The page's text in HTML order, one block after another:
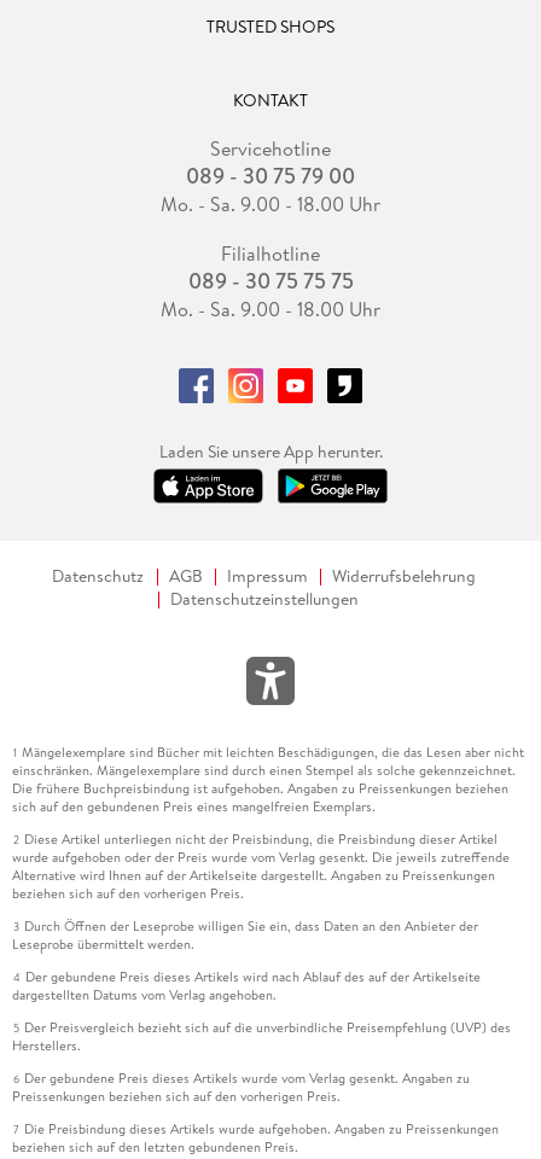
TRUSTED SHOPS
KONTAKT
Servicehotline
089 - 30 75 79 00
Mo. - Sa. 9.00 - 18.00 Uhr
Filialhotline
089 - 30 75 75 75
Mo. - Sa. 9.00 - 18.00 Uhr
Laden Sie unsere App herunter.
Datenschutz AGB Impressum
Widerrufsbelehrung
Datenschutzeinstellungen
1 Mängelexemplare sind Bücher mit leichten Beschädigungen, die das Lesen aber nicht
einschränken. Mängelexemplare sind durch einen Stempel als solche gekennzeichnet.
Die frühere Buchpreisbindung ist aufgehoben. Angaben zu Preissenkungen beziehen
sich auf den gebundenen Preis eines mangelfreien Exemplars.
2 Diese Artikel unterliegen nicht der Preisbindung, die Preisbindung dieser Artikel
wurde aufgehoben oder der Preis wurde vom Verlag gesenkt. Die jeweils zutreffende
Alternative wird Ihnen auf der Artikelseite dargestellt. Angaben zu Preissenkungen
beziehen sich auf den vorherigen Preis.
3 Durch Öffnen der Leseprobe willigen Sie ein, dass Daten an den Anbieter der
Leseprobe übermittelt werden.
4 Der gebundene Preis dieses Artikels wird nach Ablauf des auf der Artikelseite
dargestellten Datums vom Verlag angehoben.
5 Der Preisvergleich bezieht sich auf die unverbindliche Preisempfehlung (UVP) des
Herstellers.
6 Der gebundene Preis dieses Artikels wurde vom Verlag gesenkt. Angaben zu
Preissenkungen beziehen sich auf den vorherigen Preis.
7 Die Preisbindung dieses Artikels wurde aufgehoben. Angaben zu Preissenkungen
beziehen sich auf den letzten gebundenen Preis.